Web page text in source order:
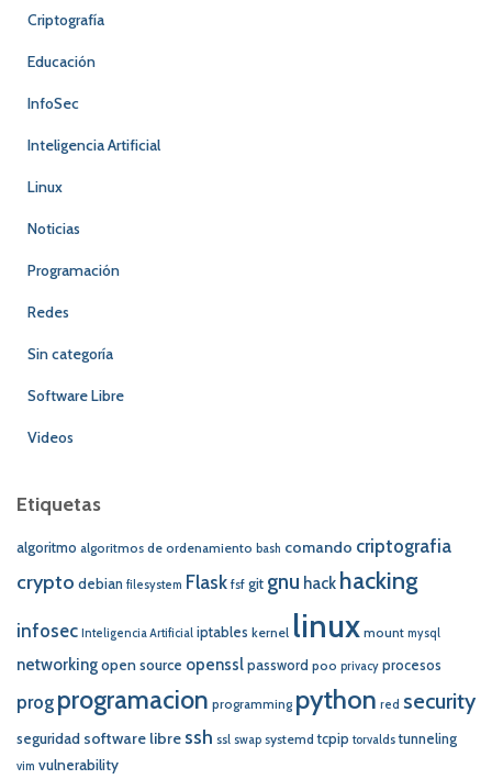
Criptografía
Educación
InfoSec
Inteligencia Artificial
Linux
Noticias
Programación
Redes
Sin categoría
Software Libre
Videos
Etiquetas
algoritmo algoritmos de ordenamiento bash comando criptografia
crypto debian filesystem Flask fsf git gnu hack hacking
infosec Inteligencia Artificial iptables kernel linux mount mysql
networkingopen source openssl password poo privacy procesos
prog programacion programming python red security
seguridad software libre ssh ssl swap systemd tcpip torvalds tunneling
vim vulnerability